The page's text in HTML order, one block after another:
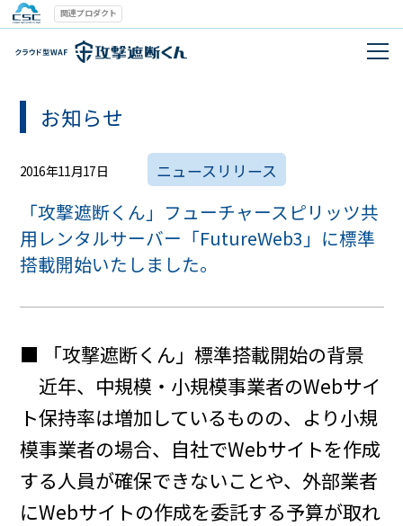
関連プロダクト
お知らせ
2016年11月17日 ニュースリリース
「攻撃遮断くん」フューチャースピリッツ共
用レンタルサーバー「FutureWeb3」に標準
搭載開始いたしました。
■ 「攻撃遮断くん」標準搭載開始の背景
近年、中規模・小規模事業者のWebサイ
ト保持率は増加しているものの、より小規
模事業者の場合、自社でWebサイトを作成
する人員が確保できないことや、外部業者
にWebサイトの作成を委託する予算が取れ